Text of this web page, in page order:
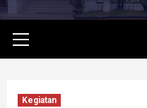
Menu
Kegiatan